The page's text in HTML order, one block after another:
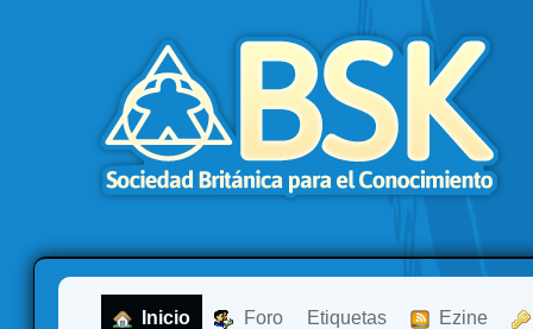
Inicio Foro Etiquetas Ezine